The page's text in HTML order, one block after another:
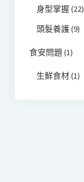
身型掌握 (22)
頭髮養護(9)
食安問題(1)
生鮮食材(1)